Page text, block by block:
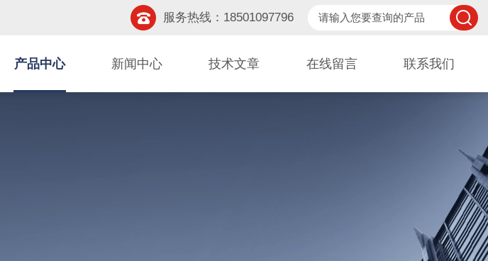
服务热线：18501097796
产品中心 新闻中心 技术文章 在线留言 联系我们